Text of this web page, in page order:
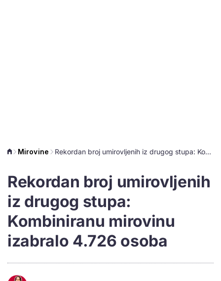
Mirovine Rekordan broj umirovljenih iz drugog stupa: Kombiniranu mirovinu izabralo 4.726 osoba
Rekordan broj umirovljenih
iz drugog stupa:
Kombiniranu mirovinu
izabralo 4.726 osoba